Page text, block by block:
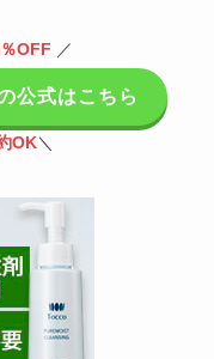
OFF ／
公式はこちら
OK＼